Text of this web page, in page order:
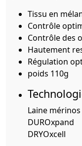
Tissu en
Contrôle
Contrôle des
Hautement
Régulation
poids 110g
Laine mérinos
DUROxpand
DRYOxcell